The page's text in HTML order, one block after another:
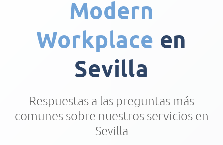
Modern
Workplace en
Sevilla
Respuestas a las preguntas más
comunes sobre nuestros servicios en
Sevilla